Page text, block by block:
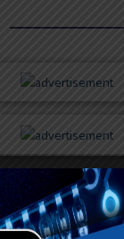
lipiec 2025